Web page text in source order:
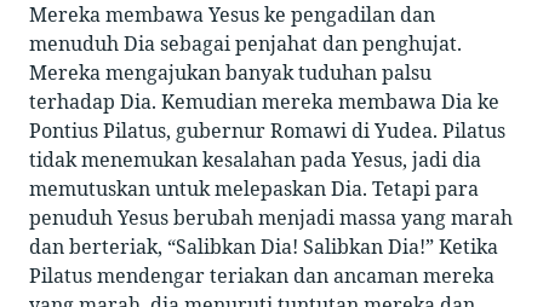
Mereka membawa Yesus ke pengadilan dan
menuduh Dia sebagai penjahat dan penghujat.
Mereka mengajukan banyak tuduhan palsu
terhadap Dia. Kemudian mereka membawa Dia ke
Pontius Pilatus, gubernur Romawi di Yudea. Pilatus
tidak menemukan kesalahan pada Yesus, jadi dia
memutuskan untuk melepaskan Dia. Tetapi para
penuduh Yesus berubah menjadi massa yang marah
dan berteriak, “Salibkan Dia! Salibkan Dia!” Ketika
Pilatus mendengar teriakan dan ancaman mereka